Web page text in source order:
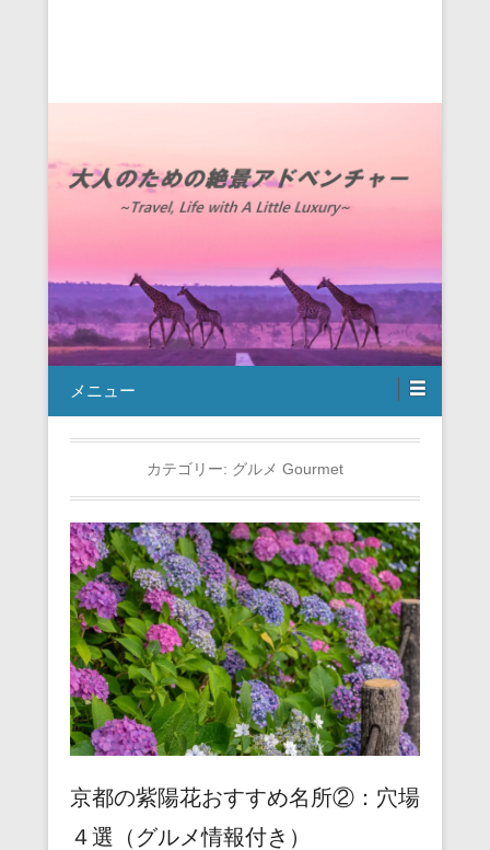
メニュー
カテゴリー: グルメ Gourmet
京都の紫陽花おすすめ名所②：穴場
４選（グルメ情報付き）